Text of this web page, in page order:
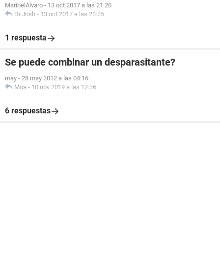
MaribelAlvaro - 13 oct 2017 a las 21:20
Dr.Josh - 13 oct 2017 a las 23:25
1 respuesta
Se puede combinar un desparasitante?
may - 28 may 2012 a las 04:16
Moa - 10 nov 2019 a las 12:36
6 respuestas